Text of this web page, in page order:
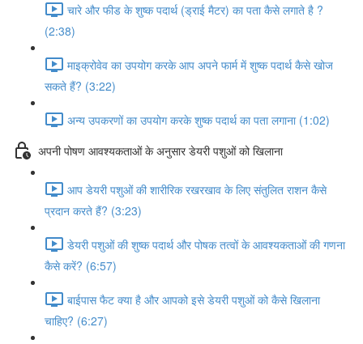
चारे और फीड के शुष्क पदार्थ (ड्राई मैटर) का पता कैसे लगाते है ?
(2:38)
माइक्रोवेव का उपयोग करके आप अपने फार्म में शुष्क पदार्थ कैसे खोज
सकते हैं? (3:22)
अन्य उपकरणों का उपयोग करके शुष्क पदार्थ का पता लगाना (1:02)
अपनी पोषण आवश्यकताओं के अनुसार डेयरी पशुओं को खिलाना
आप डेयरी पशुओं की शारीरिक रखरखाव के लिए संतुलित राशन कैसे
प्रदान करते हैं? (3:23)
डेयरी पशुओं की शुष्क पदार्थ और पोषक तत्वों के आवश्यकताओं की गणना
कैसे करें? (6:57)
बाईपास फैट क्या है और आपको इसे डेयरी पशुओं को कैसे खिलाना
चाहिए? (6:27)